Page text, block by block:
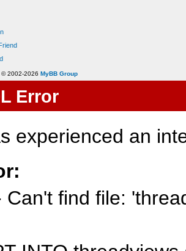
© 2002-2026 MyBB Group
Error
experienced an
Can't find file: